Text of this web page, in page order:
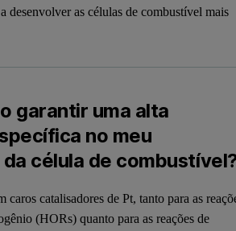
desenvolver as células de combustível mais
garantir uma alta
no meu
célula de
catalisadores de Pt, tanto para as
(HORs) quanto para as reações de